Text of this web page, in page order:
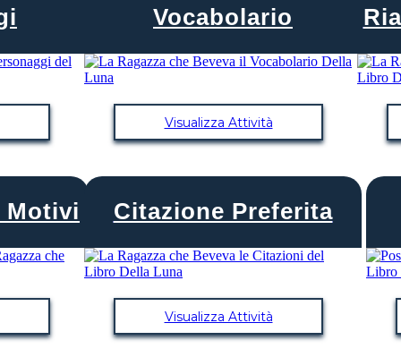
Vocabolario
Visualizza Attività
Motivi Citazione Preferita
Visualizza Attività